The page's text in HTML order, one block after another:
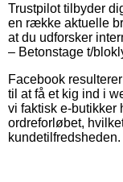
Trustpilot tilbyder
en række aktuelle
at du udforsker
– Betonstage t/
Facebook
til at få et kig ind i
vi faktisk e-butikker
ordreforløbet,
kundetilfredsheden.